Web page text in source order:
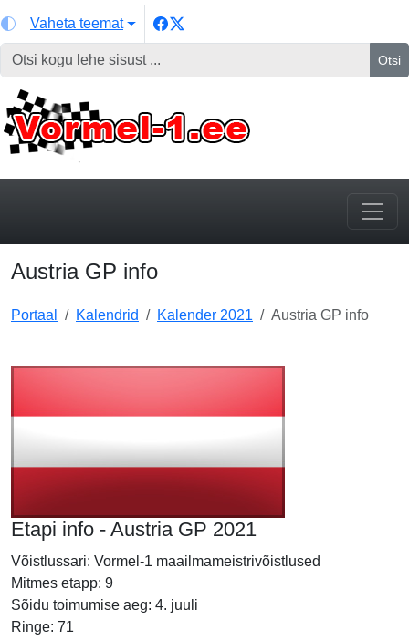
Vaheta teemat
Otsi
Austria GP info
Portaal Kalendrid Kalender 2021 Austria GP info
Etapi info - Austria GP 2021
Võistlussari: Vormel-1 maailmameistrivõistlused
Mitmes etapp: 9
Sõidu toimumise aeg: 4. juuli
Ringe: 71